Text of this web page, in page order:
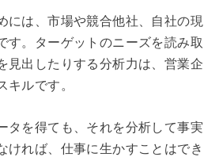
には、市場や競合他社、自社の現
す。ターゲットのニーズを読み取
見出したりする分析力は、営業企
キルです。
タを得ても、それを分析して事実
ければ、仕事に生かすことはでき